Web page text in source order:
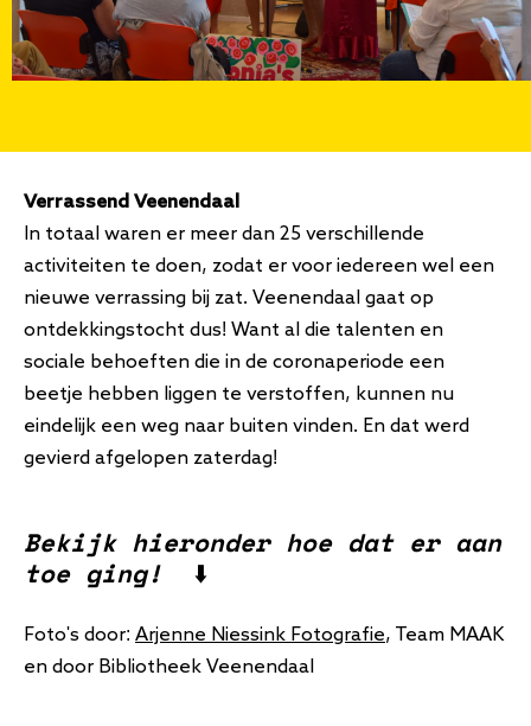
Verrassend Veenendaal
In totaal waren er meer dan 25 verschillende
activiteiten te doen, zodat er voor iedereen wel een
nieuwe verrassing bij zat. Veenendaal gaat op
ontdekkingstocht dus! Want al die talenten en
sociale behoeften die in de coronaperiode een
beetje hebben liggen te verstoffen, kunnen nu
eindelijk een weg naar buiten vinden. En dat werd
gevierd afgelopen zaterdag!
Bekijk hieronder hoe dat er aan
toe ging! ⬇️
Foto's door: Arjenne Niessink Fotografie, Team MAAK
en door Bibliotheek Veenendaal